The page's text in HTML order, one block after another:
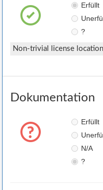
Erfüllt
?
Non-trivial license
Dokumentation
Erfüllt
N/A
?